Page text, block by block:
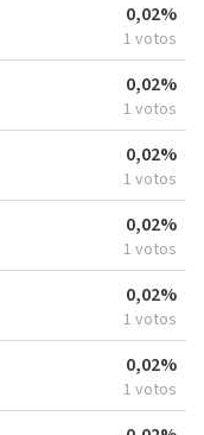
0,02%
1 votos
0,02%
1 votos
0,02%
1 votos
0,02%
1 votos
0,02%
1 votos
0,02%
1 votos